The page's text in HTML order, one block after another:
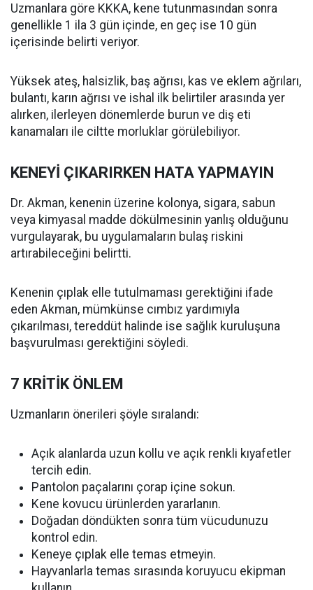
Uzmanlara göre KKKA, kene tutunmasından sonra
genellikle 1 ila 3 gün içinde, en geç ise 10 gün
içerisinde belirti veriyor.
Yüksek ateş, halsizlik, baş ağrısı, kas ve eklem ağrıları,
bulantı, karın ağrısı ve ishal ilk belirtiler arasında yer
alırken, ilerleyen dönemlerde burun ve diş eti
kanamaları ile ciltte morluklar görülebiliyor.
KENEYİ ÇIKARIRKEN HATA YAPMAYIN
Dr. Akman, kenenin üzerine kolonya, sigara, sabun
veya kimyasal madde dökülmesinin yanlış olduğunu
vurgulayarak, bu uygulamaların bulaş riskini
artırabileceğini belirtti.
Kenenin çıplak elle tutulmaması gerektiğini ifade
eden Akman, mümkünse cımbız yardımıyla
çıkarılması, tereddüt halinde ise sağlık kuruluşuna
başvurulması gerektiğini söyledi.
7 KRİTİK ÖNLEM
Uzmanların önerileri şöyle sıralandı:
Açık alanlarda uzun kollu ve açık renkli kıyafetler
tercih edin.
Pantolon paçalarını çorap içine sokun.
Kene kovucu ürünlerden yararlanın.
Doğadan döndükten sonra tüm vücudunuzu
kontrol edin.
Keneye çıplak elle temas etmeyin.
Hayvanlarla temas sırasında koruyucu ekipman